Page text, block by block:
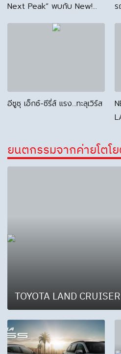
Next Peak” พบกับ New!
MU-X วันที่ 12 มิ.ย.นี้
ร
อีซูซุ เอ็กซ์-ซีรี่ส์ แรง…ทะลุเวิร์ส
ยนตกรรมจากค่ายโตโ
TOYOTA LAND